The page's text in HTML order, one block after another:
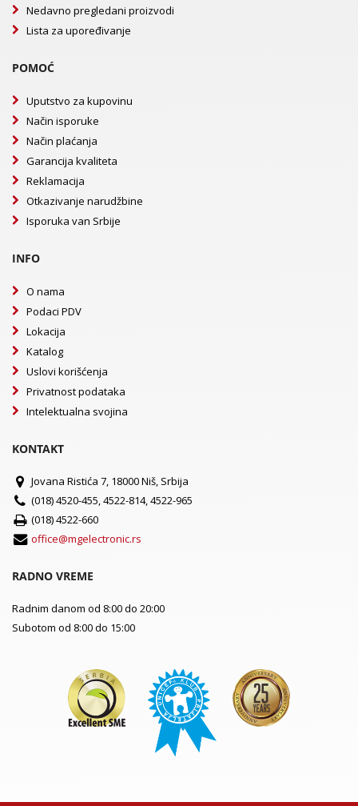
Nedavno pregledani proizvodi
Lista za upoređivanje
POMOĆ
Uputstvo za kupovinu
Način isporuke
Način plaćanja
Garancija kvaliteta
Reklamacija
Otkazivanje narudžbine
Isporuka van Srbije
INFO
O nama
Podaci PDV
Lokacija
Katalog
Uslovi korišćenja
Privatnost podataka
Intelektualna svojina
KONTAKT
Jovana Ristića 7, 18000 Niš, Srbija
(018) 4520-455, 4522-814, 4522-965
(018) 4522-660
office@mgelectronic.rs
RADNO VREME
Radnim danom od 8:00 do 20:00
Subotom od 8:00 do 15:00